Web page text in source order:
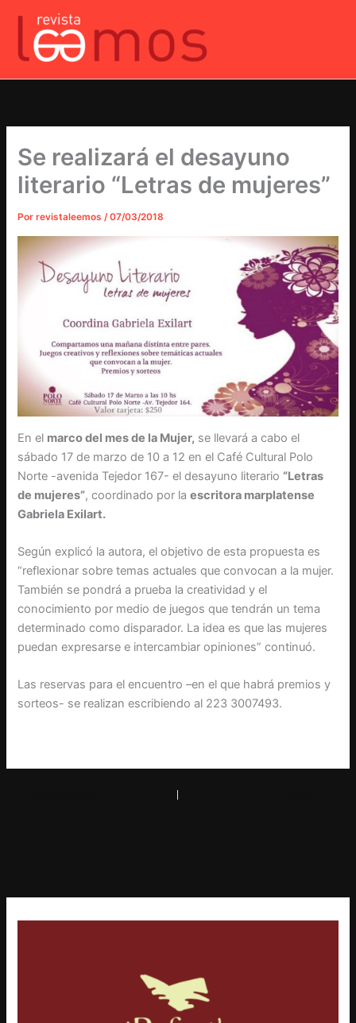
contenido
Se realizará el desayuno
literario “Letras de mujeres”
Porrevistaleemos/07/03/2018
En el marco del mes de la Mujer, se llevará a cabo el
sábado 17 de marzo de 10 a 12 en el Café Cultural Polo
Norte -avenida Tejedor 167- el desayuno literario “Letras
de mujeres”, coordinado por laescritora marplatense
Gabriela Exilart.
Según explicó la autora, el objetivo de esta propuesta es
“reflexionar sobre temas actuales que convocan a la mujer.
También se pondrá a prueba la creatividad y el
conocimiento por medio de juegos que tendrán un tema
determinado como disparador. La idea es que las mujeres
puedan expresarse e intercambiar opiniones” continuó.
Las reservas para el encuentro –en el que habrá premios y
sorteos- se realizan escribiendo al 223 3007493.